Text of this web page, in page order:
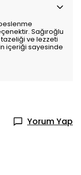
Sağıroğlu
tazeliği ve lezzeti
içeriği sayesinde
Yorum Yap